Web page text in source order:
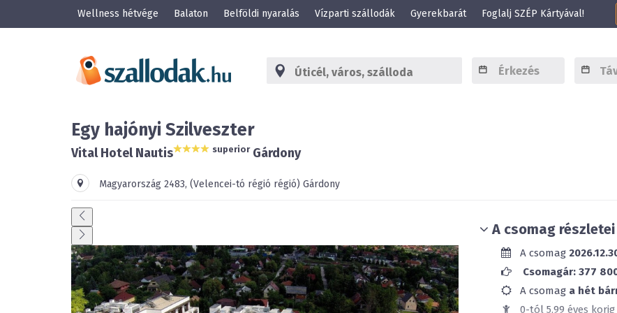
Wellness hétvége Balaton Belföldi nyaralás Vízparti szállodák Gyerekbarát Foglalj SZÉP Kártyával!
Egy hajónyi Szilveszter
Vital Hotel Nautis superiorGárdony
Magyarország 2483, (Velencei-tó régió régió) Gárdony
A csomag részletei
A csomag
Csomagár: 377
A csomag a hét
0-tól 5,99 éves korig